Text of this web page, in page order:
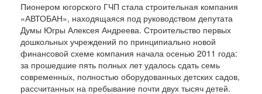
Пионером югорского ГЧП стала строительная компания
«АВТОБАН», находящаяся под руководством депутата
Думы Югры Алексея Андреева. Строительство первых
дошкольных учреждений по принципиально новой
финансовой схеме компания начала осенью 2011 года:
за прошедшие пять полных лет удалось сдать семь
современных, полностью оборудованных детских садов,
рассчитанных на пребывание почти двух тысяч детей.